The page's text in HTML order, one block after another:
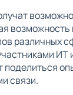
различных
ИТ
поделиться
связи.